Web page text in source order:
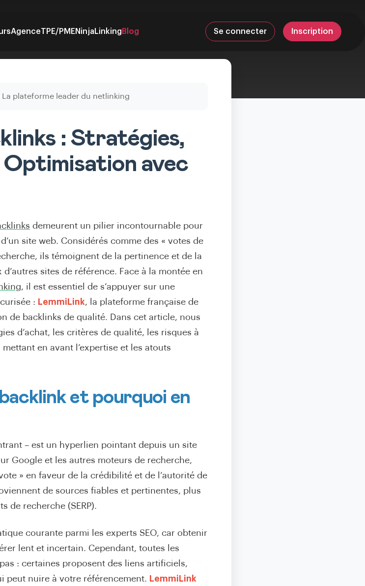
AgenceTPE/PMENinjaLinking Blog Se connecter Inscription
La plateforme leader du netlinking
: Stratégies,
avec
demeurent un pilier incontournable pour
site web. Considérés comme des « votes de
ils témoignent de la pertinence et de la
sites de référence. Face à la montée en
, il est essentiel de s’appuyer sur une
: LemmiLink, la plateforme française de
de backlinks de qualité. Dans cet article, nous
d’achat, les critères de qualité, les risques à
en avant l’expertise et les atouts
et pourquoi en
– est un hyperlien pointant depuis un site
Google et les autres moteurs de recherche,
» en faveur de la crédibilité et de l’autorité de
de sources fiables et pertinentes, plus
de recherche (SERP).
courante parmi les experts SEO, car obtenir
lent et incertain. Cependant, toutes les
: certaines proposent des liens artificiels,
peut nuire à votre référencement. LemmiLink